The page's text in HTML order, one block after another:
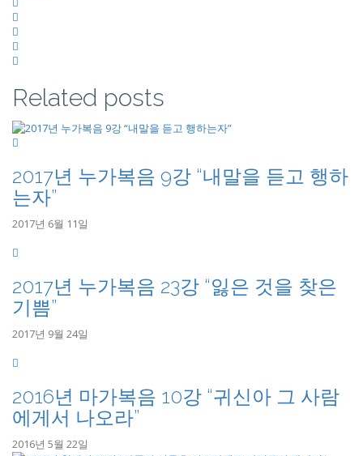
Related posts
2017년 누가복음 9강 “내말을 듣고 행하
는자”
2017년 6월 11일
2017년 누가복음 23강 “잃은 것을 찾은
기쁨”
2017년 9월 24일
2016년 마가복음 10강 “귀신아 그 사람
에게서 나오라”
2016년 5월 22일